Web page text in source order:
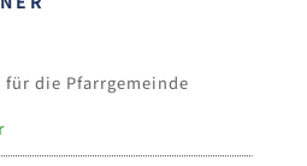
die Pfarrgemeinde